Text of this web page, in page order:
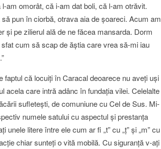
am omorât, că i-am dat boli, că l-am otrăvit.
pun în ciorbă, otrava aia de şoareci. Acum am
şi pe zilierul ală de ne făcea mansarda. Dorm
cum să scap de ăştia care vrea să-mi iau
faptul că locuiţi în Caracal deoarece nu aveţi uşi
acela care intră adânc în fundaţia vilei. Celelalte
sufleteşti, de comuniune cu Cel de Sus. Mi-
numele satului cu aspectul şi prestanţa
litere între ele cum ar fi „t” cu „ţ” şi „m” cu
chiar sunteţi o vită mobilă. Cu siguranţă v-aţi